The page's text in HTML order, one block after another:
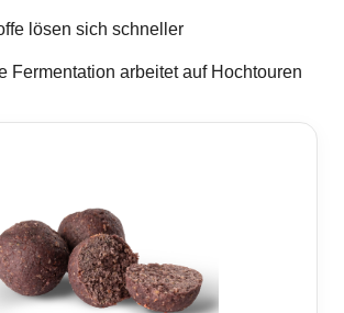
lösen sich schneller
Fermentation arbeitet auf Hochtouren